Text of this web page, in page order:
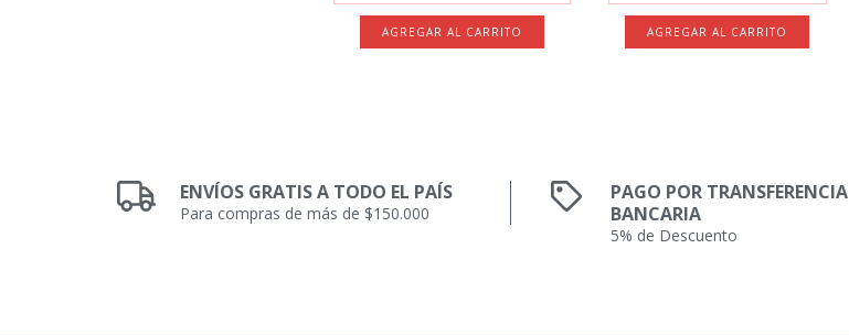
ENVÍOS GRATIS A TODO EL PAÍS
Para compras de más de $150.000
PAGO POR TRANSFERENCIA
BANCARIA
5% de Descuento